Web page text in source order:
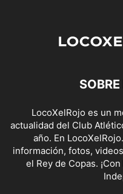
LocoXelRojo es un
actualidad del Club
año. En
información, fotos,
el Rey de Copas.